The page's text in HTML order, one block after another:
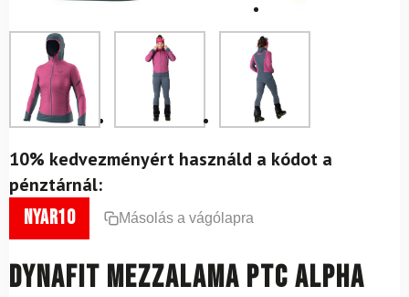
10% kedvezményért használd a kódot a
pénztárnál:
nyar10 Másolás a vágólapra
DYNAFIT Mezzalama PTC Alpha